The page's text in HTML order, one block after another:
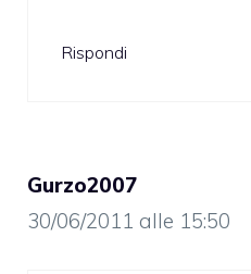
Rispondi
Gurzo2007
30/06/2011 alle 15:50